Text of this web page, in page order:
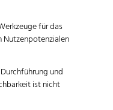
für das
Nutzenpotenzialen
und
ist nicht